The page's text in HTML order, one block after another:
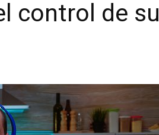
control de su